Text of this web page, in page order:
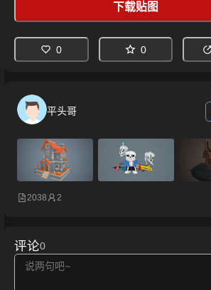
下载贴图
0 0
平头哥
2038 2
评论0